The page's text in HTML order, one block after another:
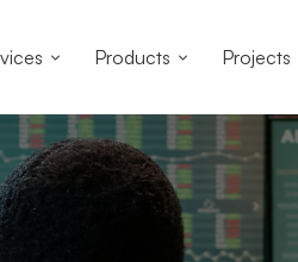
Products Projects